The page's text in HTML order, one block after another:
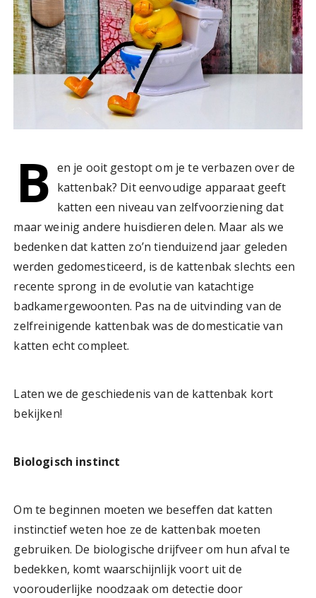
B en je ooit gestopt om je te verbazen over de
kattenbak? Dit eenvoudige apparaat geeft
katten een niveau van zelfvoorziening dat
maar weinig andere huisdieren delen. Maar als we
bedenken dat katten zo’n tienduizend jaar geleden
werden gedomesticeerd, is de kattenbak slechts een
recente sprong in de evolutie van katachtige
badkamergewoonten. Pas na de uitvinding van de
zelfreinigende kattenbak was de domesticatie van
katten echt compleet.
Laten we de geschiedenis van de kattenbak kort
bekijken!
Biologisch instinct
Om te beginnen moeten we beseffen dat katten
instinctief weten hoe ze de kattenbak moeten
gebruiken. De biologische drijfveer om hun afval te
bedekken, komt waarschijnlijk voort uit de
voorouderlijke noodzaak om detectie door